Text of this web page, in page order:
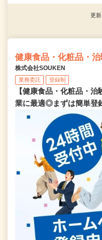
更
健康食品・化粧品・
株式会社SOUKEN
業務委託 登録制
【健康食品・化粧品・
業に最適◎まずは簡単登